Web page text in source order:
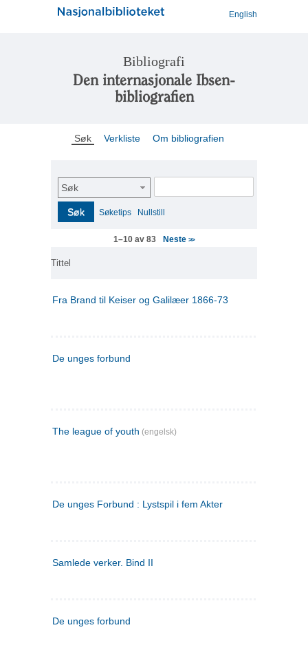
English
Bibliografi
Den internasjonale Ibsen-
bibliografien
Søk Verkliste Om bibliografien
Søk
Søk Søketips Nullstill
1–10 av 83 Neste>>
Tittel
Fra Brand til Keiser og Galilæer 1866-73
De unges forbund
The league of youth (engelsk)
De unges Forbund : Lystspil i fem Akter
Samlede verker. Bind II
De unges forbund